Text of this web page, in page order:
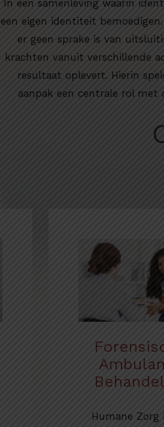
In een samenleving waarin
een eigen identiteit
er geen sprake is van
krachten vanuit verschillende
resultaat oplevert. Hierin
aanpak een centrale rol met
Humane Zorg